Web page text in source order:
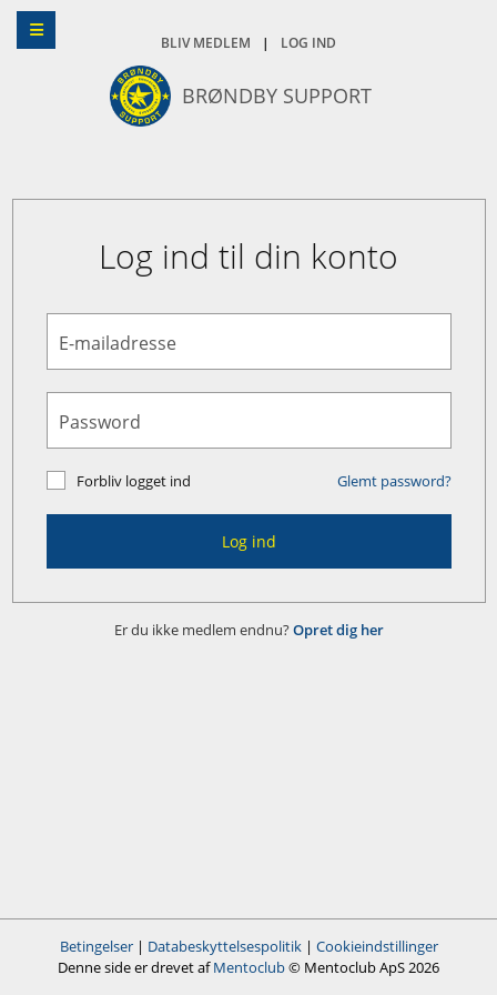
BLIV MEDLEM | LOG IND
BRØNDBY SUPPORT
Log ind til din konto
E-mailadresse
Password
Forbliv logget ind Glemt password?
Log ind
Er du ikke medlem endnu?Opret dig her
Betingelser | Databeskyttelsespolitik | Cookieindstillinger
Denne side er drevet afMentoclub© Mentoclub ApS 2026